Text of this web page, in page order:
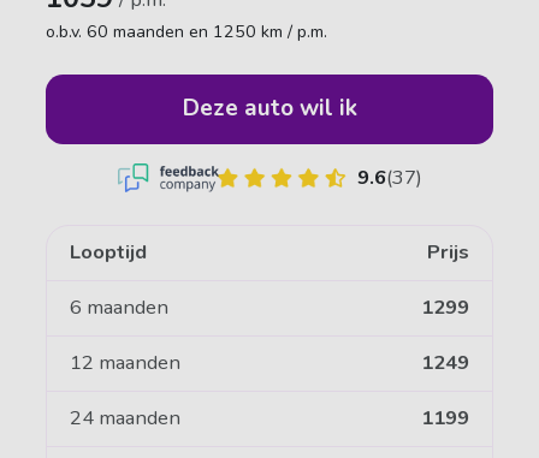
o.b.v. 60 maanden en 1250 km / p.m.
Deze auto wil ik
9.6(37)
Looptijd Prijs
6 maanden 1299
12 maanden 1249
24 maanden 1199